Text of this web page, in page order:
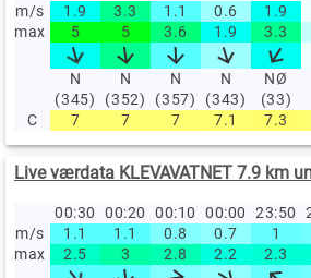
m/s
1.9 3.3 1.1 0.6 1.9
max
5 5 3.6 1.9 3.3
N
(345)
N
(352)
N
(357)
N
(343)
NØ
(33)
C
7 7 7 7.1 7.3
Live værdata KLEVAVATNET 7.9 km
00:30 00:20 00:10 00:00 23:50
m/s
1.1 1.1 0.8 0.7 1
max
2.5 3 2.8 2.2 2.3